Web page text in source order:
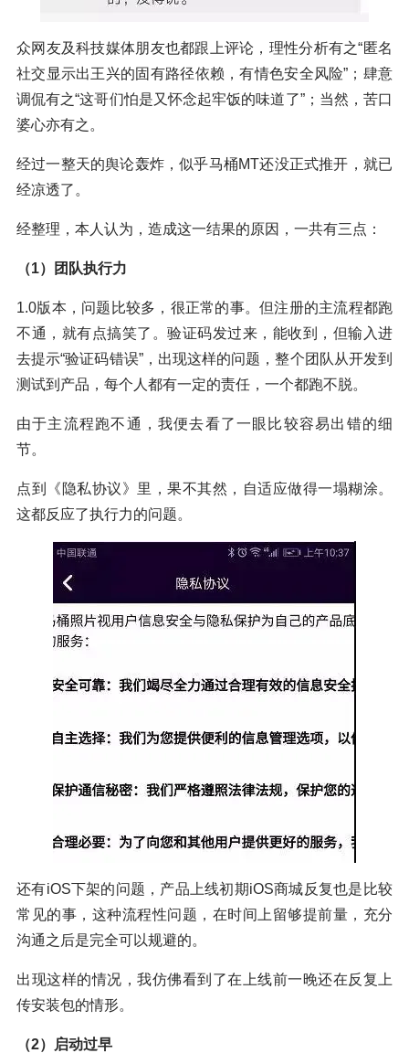
众网友及科技媒体朋友也都跟上评论，理性分析有之“匿名
社交显示出王兴的固有路径依赖，有情色安全风险”；肆意
调侃有之“这哥们怕是又怀念起牢饭的味道了”；当然，苦口
婆心亦有之。
经过一整天的舆论轰炸，似乎马桶MT还没正式推开，就已
经凉透了。
经整理，本人认为，造成这一结果的原因，一共有三点：
（1）团队执行力
1.0版本，问题比较多，很正常的事。但注册的主流程都跑
不通，就有点搞笑了。验证码发过来，能收到，但输入进
去提示“验证码错误”，出现这样的问题，整个团队从开发到
测试到产品，每个人都有一定的责任，一个都跑不脱。
由于主流程跑不通，我便去看了一眼比较容易出错的细
节。
点到《隐私协议》里，果不其然，自适应做得一塌糊涂。
这都反应了执行力的问题。
还有iOS下架的问题，产品上线初期iOS商城反复也是比较
常见的事，这种流程性问题，在时间上留够提前量，充分
沟通之后是完全可以规避的。
出现这样的情况，我仿佛看到了在上线前一晚还在反复上
传安装包的情形。
（2）启动过早